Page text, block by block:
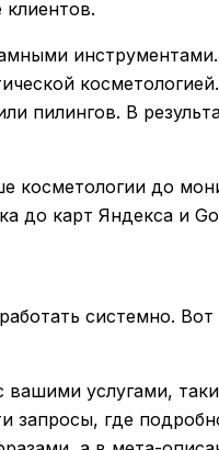
клиентов.
пилингов. В
до
до карт Яндекса и
системно.
услугами,
запросы, где